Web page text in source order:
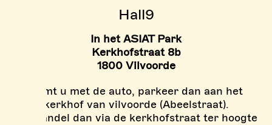
> TARIEVEN BOULDER
Hall9
In het ASIAT Park
Kerkhofstraat 8b
1800 Vilvoorde
Komt u met de auto, parkeer dan aan het
kerkhof van vilvoorde (Abeelstraat).
En wandel dan via de kerkhofstraat ter hoogte